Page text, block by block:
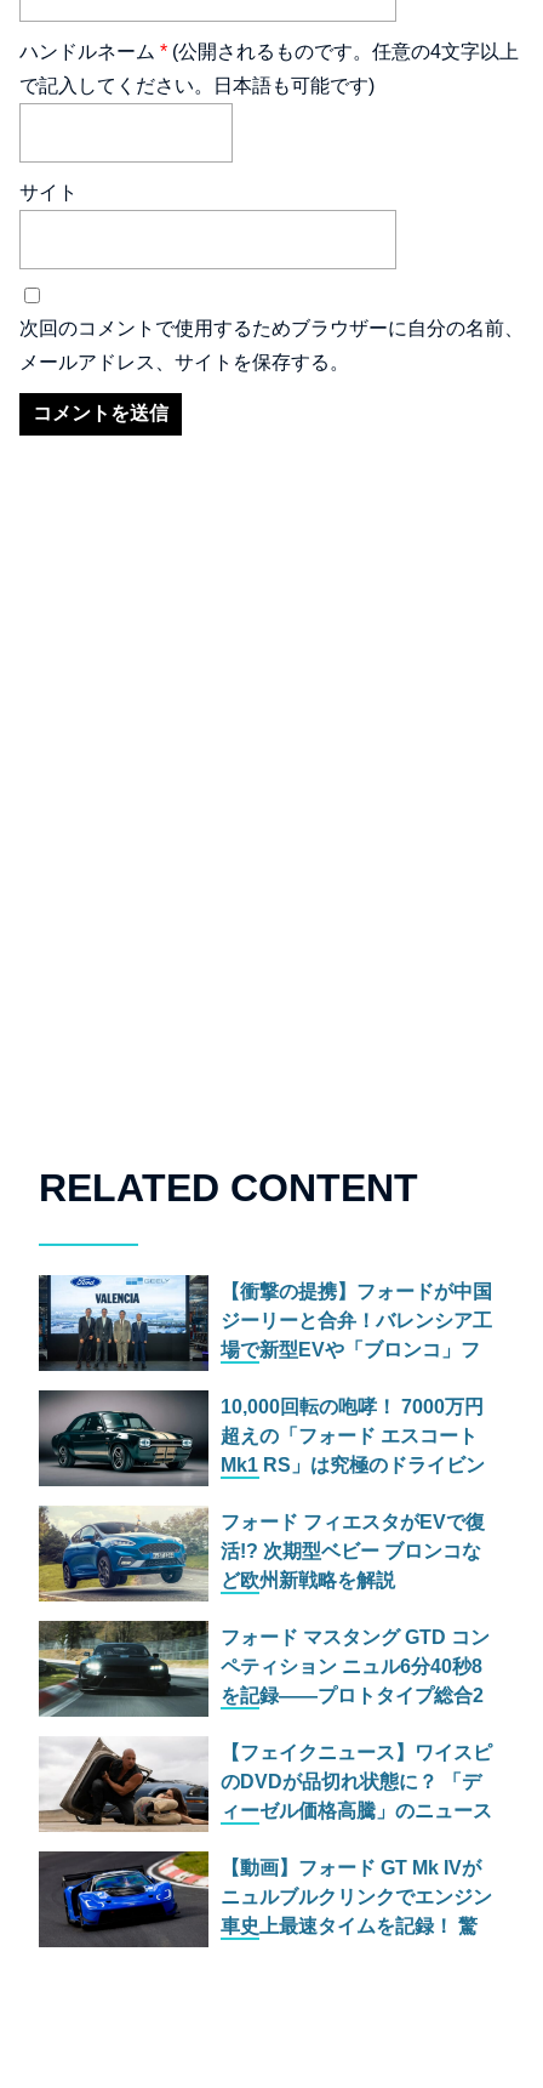
ハンドルネーム * (公開されるものです。任意の4文字以上
で記入してください。日本語も可能です)
サイト
次回のコメントで使用するためブラウザーに自分の名前、
メールアドレス、サイトを保存する。
RELATED CONTENT
【衝撃の提携】フォードが中国
ジーリーと合弁！バレンシア工
場で新型EVや「ブロンコ」フ
10,000回転の咆哮！ 7000万円
超えの「フォード エスコート
Mk1 RS」は究極のドライビン
フォード フィエスタがEVで復
活!? 次期型ベビー ブロンコな
ど欧州新戦略を解説
フォード マスタング GTD コン
ペティション ニュル6分40秒8
を記録——プロトタイプ総合2
た改良内容の全貌
【フェイクニュース】ワイスピ
のDVDが品切れ状態に？ 「デ
ィーゼル価格高騰」のニュース
い
【動画】フォード GT Mk IVが
ニュルブルクリンクでエンジン
車史上最速タイムを記録！ 驚